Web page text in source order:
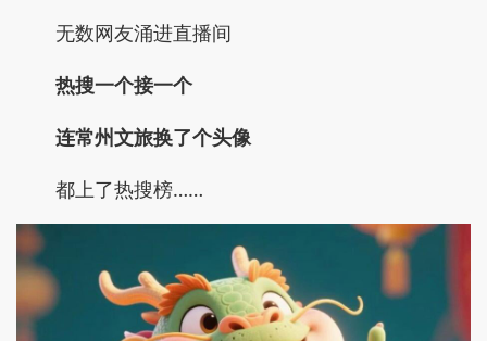
无数网友涌进直播间
热搜一个接一个
连常州文旅换了个头像
都上了热搜榜……